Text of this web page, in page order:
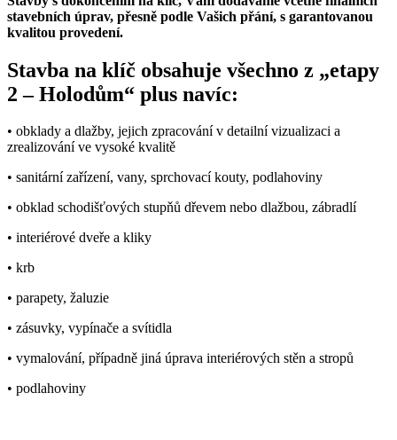
stavebních úprav, přesně podle Vašich přání, s garantovanou
kvalitou provedení.
Stavba na klíč obsahuje všechno z „etapy
2 – Holodům“ plus navíc:
• obklady a dlažby, jejich zpracování v detailní vizualizaci a
zrealizování ve vysoké kvalitě
• sanitární zařízení, vany, sprchovací kouty, podlahoviny
• obklad schodišťových stupňů dřevem nebo dlažbou, zábradlí
• interiérové dveře a kliky
• krb
• parapety, žaluzie
• zásuvky, vypínače a svítidla
• vymalování, případně jiná úprava interiérových stěn a stropů
• podlahoviny